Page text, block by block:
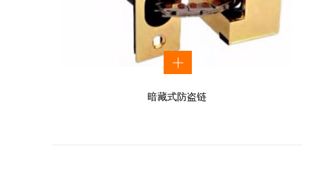
暗藏式防盗链